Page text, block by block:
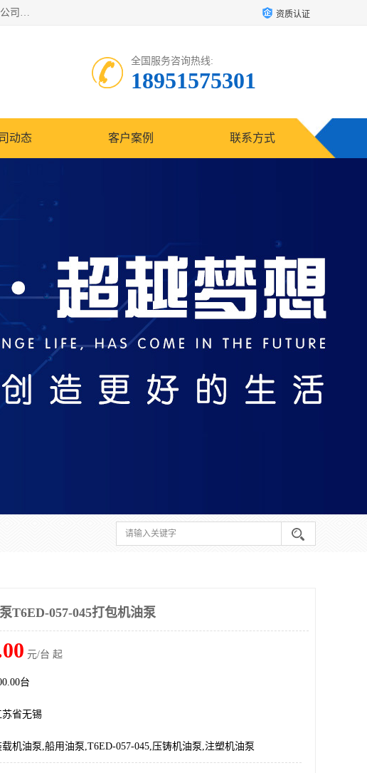
无锡凯乐福智能科技有限公司主营产品：打包机油泵、风冷式油冷却器、液压阀、液压泵、冷却器、过滤器及气动元器件。公司主导生产齿轮泵、齿轮马达、液压阀等产品。共计100多个系列、3000余种规格。覆盖了液压系统的动力元件、控制元件和执行元件，具备较强的成套供货、服务能力。 资质认证
全国服务咨询热线:
18951575301
动态 客户案例 联系方式
T6ED-057-045打包机油泵
元/台 起
台
苏省无锡
载机油泵,船用油泵,T6ED-057-045,压铸机油泵,注塑机油泵